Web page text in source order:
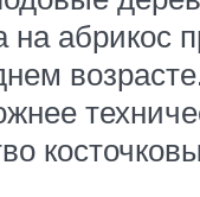
абрикос